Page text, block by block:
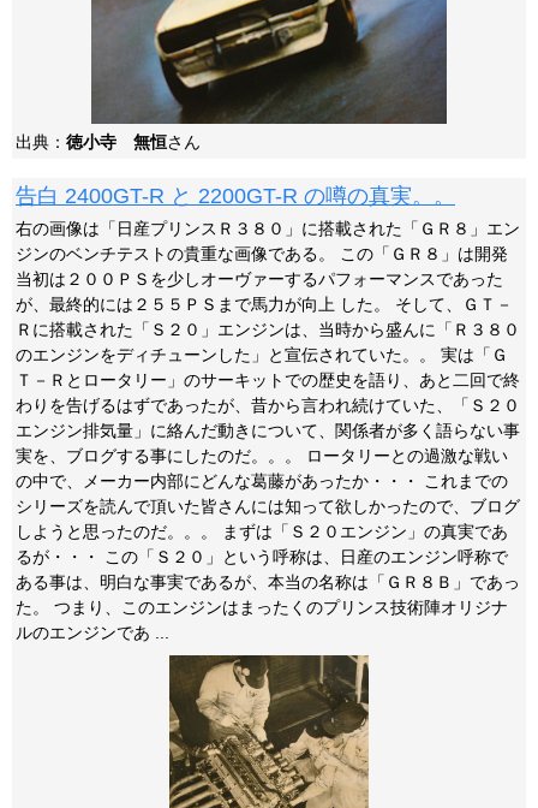
出典： 徳小寺 無恒さん
告白 2400GT-R と 2200GT-R の噂の真実。。
右の画像は「日産プリンスＲ３８０」に搭載された「ＧＲ８」エン
ジンのベンチテストの貴重な画像である。 この「ＧＲ８」は開発
当初は２００ＰＳを少しオーヴァーするパフォーマンスであった
が、最終的には２５５ＰＳまで馬力が向上 した。 そして、ＧＴ－
Ｒに搭載された「Ｓ２０」エンジンは、当時から盛んに「Ｒ３８０
のエンジンをディチューンした」と宣伝されていた。。 実は「Ｇ
Ｔ－Ｒとロータリー」のサーキットでの歴史を語り、あと二回で終
わりを告げるはずであったが、昔から言われ続けていた、「Ｓ２０
エンジン排気量」に絡んだ動きについて、関係者が多く語らない事
実を、ブログする事にしたのだ。。。 ロータリーとの過激な戦い
の中で、メーカー内部にどんな葛藤があったか・・・ これまでの
シリーズを読んで頂いた皆さんには知って欲しかったので、ブログ
しようと思ったのだ。。。 まずは「Ｓ２０エンジン」の真実であ
るが・・・ この「Ｓ２０」という呼称は、日産のエンジン呼称で
ある事は、明白な事実であるが、本当の名称は「ＧＲ８Ｂ」であっ
た。 つまり、このエンジンはまったくのプリンス技術陣オリジナ
ルのエンジンであ ...